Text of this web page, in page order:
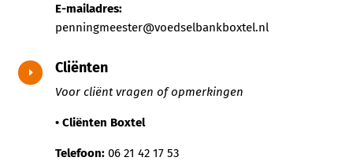
E-mailadres:
penningmeester@voedselbankboxtel.nl
E Cliënten
Voor cliënt vragen of opmerkingen
• Cliënten Boxtel
Telefoon: 06 21 42 17 53